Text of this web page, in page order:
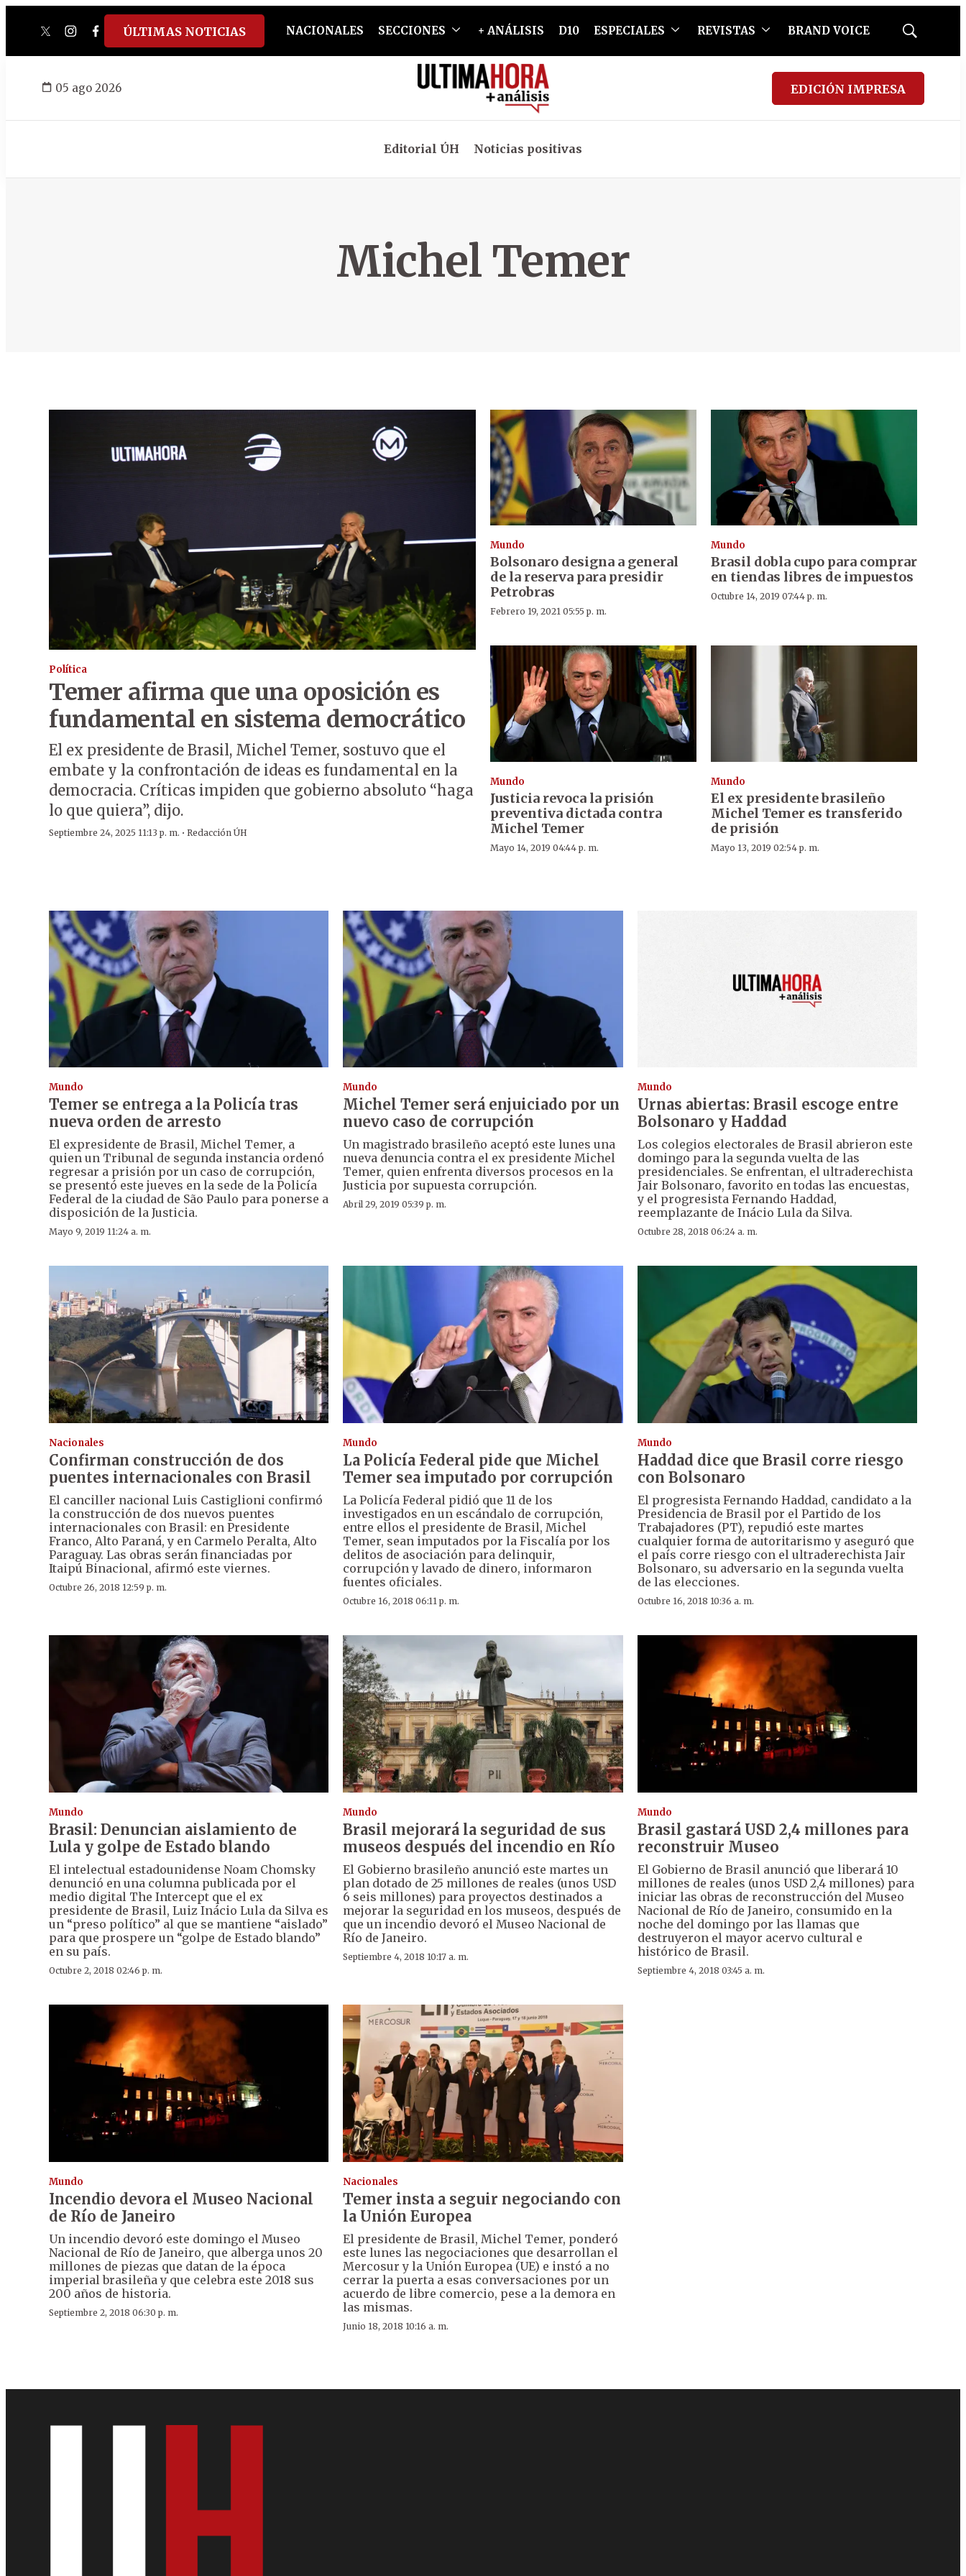
twitterinstagram
facebook
tiktokyoutube
spotify
ÚLTIMAS NOTICIAS NACIONALES SECCIONES + ANÁLISIS D10 ESPECIALES REVISTAS BRAND VOICE
Mostrar
05 ago 2026 EDICIÓN IMPRESA
Editorial ÚH Noticias positivas
Michel Temer
Política
Temer afirma que una oposición es
fundamental en sistema democrático
El ex presidente de Brasil, Michel Temer, sostuvo que el
embate y la confrontación de ideas es fundamental en la
democracia. Críticas impiden que gobierno absoluto “haga
lo que quiera”, dijo.
Septiembre 24, 2025 11:13 p. m. · Redacción ÚH
Mundo
Bolsonaro designa a general
de la reserva para presidir
Petrobras
Febrero 19, 2021 05:55 p. m.
Mundo
Brasil dobla cupo para comprar
en tiendas libres de impuestos
Octubre 14, 2019 07:44 p. m.
Mundo
Justicia revoca la prisión
preventiva dictada contra
Michel Temer
Mayo 14, 2019 04:44 p. m.
Mundo
El ex presidente brasileño
Michel Temer es transferido
de prisión
Mayo 13, 2019 02:54 p. m.
Mundo
Temer se entrega a la Policía tras
nueva orden de arresto
El expresidente de Brasil, Michel Temer, a
quien un Tribunal de segunda instancia ordenó
regresar a prisión por un caso de corrupción,
se presentó este jueves en la sede de la Policía
Federal de la ciudad de São Paulo para ponerse a
disposición de la Justicia.
Mayo 9, 2019 11:24 a. m.
Mundo
Michel Temer será enjuiciado por un
nuevo caso de corrupción
Un magistrado brasileño aceptó este lunes una
nueva denuncia contra el ex presidente Michel
Temer, quien enfrenta diversos procesos en la
Justicia por supuesta corrupción.
Abril 29, 2019 05:39 p. m.
Mundo
Urnas abiertas: Brasil escoge entre
Bolsonaro y Haddad
Los colegios electorales de Brasil abrieron este
domingo para la segunda vuelta de las
presidenciales. Se enfrentan, el ultraderechista
Jair Bolsonaro, favorito en todas las encuestas,
y el progresista Fernando Haddad,
reemplazante de Inácio Lula da Silva.
Octubre 28, 2018 06:24 a. m.
Nacionales
Confirman construcción de dos
puentes internacionales con Brasil
El canciller nacional Luis Castiglioni confirmó
la construcción de dos nuevos puentes
internacionales con Brasil: en Presidente
Franco, Alto Paraná, y en Carmelo Peralta, Alto
Paraguay. Las obras serán financiadas por
Itaipú Binacional, afirmó este viernes.
Octubre 26, 2018 12:59 p. m.
Mundo
La Policía Federal pide que Michel
Temer sea imputado por corrupción
La Policía Federal pidió que 11 de los
investigados en un escándalo de corrupción,
entre ellos el presidente de Brasil, Michel
Temer, sean imputados por la Fiscalía por los
delitos de asociación para delinquir,
corrupción y lavado de dinero, informaron
fuentes oficiales.
Octubre 16, 2018 06:11 p. m.
Mundo
Haddad dice que Brasil corre riesgo
con Bolsonaro
El progresista Fernando Haddad, candidato a la
Presidencia de Brasil por el Partido de los
Trabajadores (PT), repudió este martes
cualquier forma de autoritarismo y aseguró que
el país corre riesgo con el ultraderechista Jair
Bolsonaro, su adversario en la segunda vuelta
de las elecciones.
Octubre 16, 2018 10:36 a. m.
Mundo
Brasil: Denuncian aislamiento de
Lula y golpe de Estado blando
El intelectual estadounidense Noam Chomsky
denunció en una columna publicada por el
medio digital The Intercept que el ex
presidente de Brasil, Luiz Inácio Lula da Silva es
un “preso político” al que se mantiene “aislado”
para que prospere un “golpe de Estado blando”
en su país.
Octubre 2, 2018 02:46 p. m.
Mundo
Brasil mejorará la seguridad de sus
museos después del incendio en Río
El Gobierno brasileño anunció este martes un
plan dotado de 25 millones de reales (unos USD
6 seis millones) para proyectos destinados a
mejorar la seguridad en los museos, después de
que un incendio devoró el Museo Nacional de
Río de Janeiro.
Septiembre 4, 2018 10:17 a. m.
Mundo
Brasil gastará USD 2,4 millones para
reconstruir Museo
El Gobierno de Brasil anunció que liberará 10
millones de reales (unos USD 2,4 millones) para
iniciar las obras de reconstrucción del Museo
Nacional de Río de Janeiro, consumido en la
noche del domingo por las llamas que
destruyeron el mayor acervo cultural e
histórico de Brasil.
Septiembre 4, 2018 03:45 a. m.
Mundo
Incendio devora el Museo Nacional
de Río de Janeiro
Un incendio devoró este domingo el Museo
Nacional de Río de Janeiro, que alberga unos 20
millones de piezas que datan de la época
imperial brasileña y que celebra este 2018 sus
200 años de historia.
Septiembre 2, 2018 06:30 p. m.
Nacionales
Temer insta a seguir negociando con
la Unión Europea
El presidente de Brasil, Michel Temer, ponderó
este lunes las negociaciones que desarrollan el
Mercosur y la Unión Europea (UE) e instó a no
cerrar la puerta a esas conversaciones por un
acuerdo de libre comercio, pese a la demora en
las mismas.
Junio 18, 2018 10:16 a. m.